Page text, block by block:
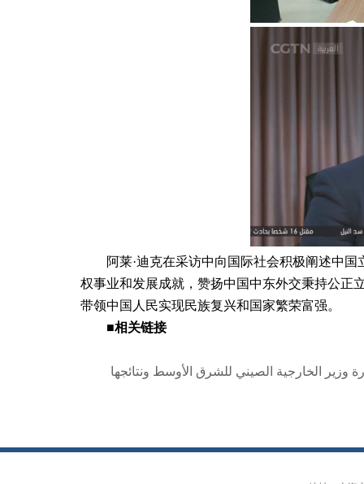
阿莱·迪克在采访中向国际社会积极阐述中
权事业和发展成就，赞扬中国中东外交秉持公正
带领中国人民实现民族复兴和国家繁荣富强。
■相关链接
وزير الخارجية الصيني للشرق الأوسط ونتائجها